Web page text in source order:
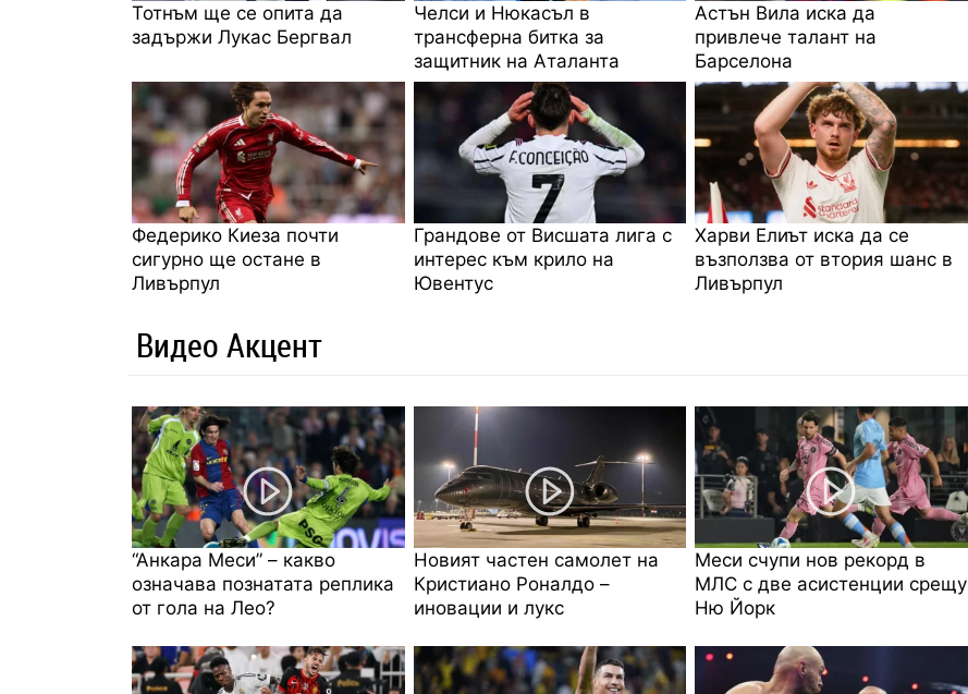
Тотнъм ще се опита да
задържи Лукас Бергвал
Челси и Нюкасъл в
трансферна битка за
защитник на Аталанта
Астън Вила иска да
привлече талант на
Барселона
Федерико Киеза почти
сигурно ще остане в
Ливърпул
Грандове от Висшата лига с
интерес към крило на
Ювентус
Харви Елиът иска да се
възползва от втория шанс в
Ливърпул
Видео Акцент
“Анкара Меси” – какво
означава познатата реплика
от гола на Лео?
Новият частен самолет на
Кристиано Роналдо –
иновации и лукс
Меси счупи нов рекорд в
МЛС с две асистенции срещу
Ню Йорк